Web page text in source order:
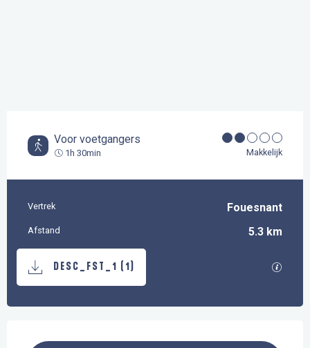
Voor voetgangers
1h 30min Makkelijk
Praktische informatie
Vertrek Fouesnant
Afstand 5.3 km
Documentatie
DESC_FST_1 (1) Met